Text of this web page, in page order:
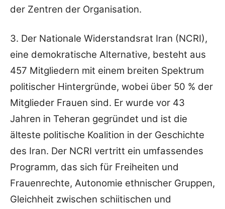
der Zentren der Organisation.
3. Der Nationale Widerstandsrat Iran (NCRI),
eine demokratische Alternative, besteht aus
457 Mitgliedern mit einem breiten Spektrum
politischer Hintergründe, wobei über 50 % der
Mitglieder Frauen sind. Er wurde vor 43
Jahren in Teheran gegründet und ist die
älteste politische Koalition in der Geschichte
des Iran. Der NCRI vertritt ein umfassendes
Programm, das sich für Freiheiten und
Frauenrechte, Autonomie ethnischer Gruppen,
Gleichheit zwischen schiitischen und